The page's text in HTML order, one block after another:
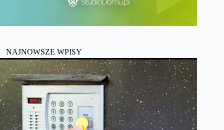
NAJNOWSZE WPISY